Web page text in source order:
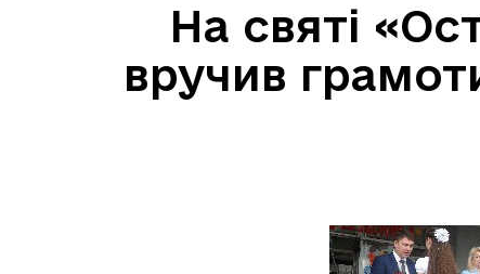
На святі
вручив